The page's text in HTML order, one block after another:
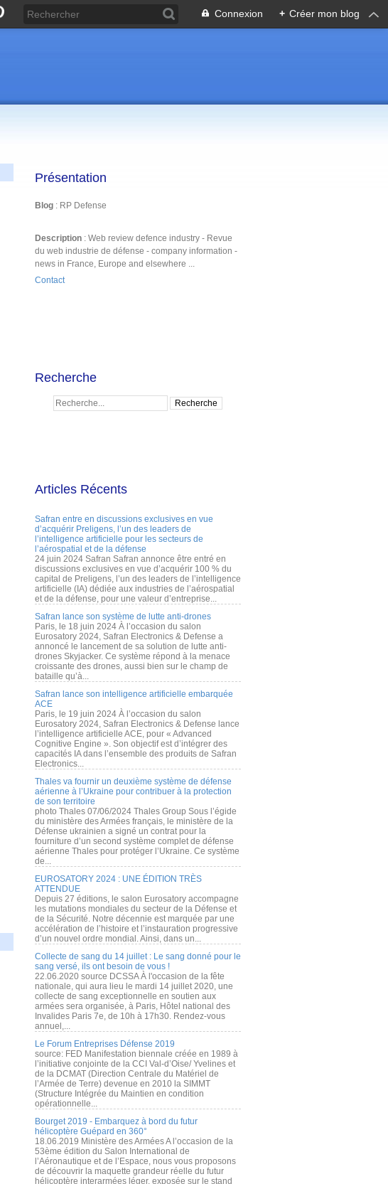
Connexion + Créer mon blog
Présentation
Blog : RP Defense
Description : Web review defence industry - Revue
du web industrie de défense - company information -
news in France, Europe and elsewhere ...
Contact
Recherche
Articles Récents
Safran entre en discussions exclusives en vue
d’acquérir Preligens, l’un des leaders de
l’intelligence artificielle pour les secteurs de
l’aérospatial et de la défense
24 juin 2024 Safran Safran annonce être entré en
discussions exclusives en vue d’acquérir 100 % du
capital de Preligens, l’un des leaders de l’intelligence
artificielle (IA) dédiée aux industries de l’aérospatial
et de la défense, pour une valeur d’entreprise...
Safran lance son système de lutte anti-drones
Paris, le 18 juin 2024 À l’occasion du salon
Eurosatory 2024, Safran Electronics & Defense a
annoncé le lancement de sa solution de lutte anti-
drones Skyjacker. Ce système répond à la menace
croissante des drones, aussi bien sur le champ de
bataille qu’à...
Safran lance son intelligence artificielle embarquée
ACE
Paris, le 19 juin 2024 À l’occasion du salon
Eurosatory 2024, Safran Electronics & Defense lance
l’intelligence artificielle ACE, pour « Advanced
Cognitive Engine ». Son objectif est d’intégrer des
capacités IA dans l’ensemble des produits de Safran
Electronics...
Thales va fournir un deuxième système de défense
aérienne à l’Ukraine pour contribuer à la protection
de son territoire
photo Thales 07/06/2024 Thales Group Sous l’égide
du ministère des Armées français, le ministère de la
Défense ukrainien a signé un contrat pour la
fourniture d’un second système complet de défense
aérienne Thales pour protéger l’Ukraine. Ce système
de...
EUROSATORY 2024 : UNE ÉDITION TRÈS
ATTENDUE
Depuis 27 éditions, le salon Eurosatory accompagne
les mutations mondiales du secteur de la Défense et
de la Sécurité. Notre décennie est marquée par une
accélération de l’histoire et l’instauration progressive
d’un nouvel ordre mondial. Ainsi, dans un...
Collecte de sang du 14 juillet : Le sang donné pour le
sang versé, ils ont besoin de vous !
22.06.2020 source DCSSA À l'occasion de la fête
nationale, qui aura lieu le mardi 14 juillet 2020, une
collecte de sang exceptionnelle en soutien aux
armées sera organisée, à Paris, Hôtel national des
Invalides Paris 7e, de 10h à 17h30. Rendez-vous
annuel,...
Le Forum Entreprises Défense 2019
source: FED Manifestation biennale créée en 1989 à
l’initiative conjointe de la CCI Val-d’Oise/ Yvelines et
de la DCMAT (Direction Centrale du Matériel de
l’Armée de Terre) devenue en 2010 la SIMMT
(Structure Intégrée du Maintien en condition
opérationnelle...
Bourget 2019 - Embarquez à bord du futur
hélicoptère Guépard en 360°
18.06.2019 Ministère des Armées A l’occasion de la
53ème édition du Salon International de
l’Aéronautique et de l’Espace, nous vous proposons
de découvrir la maquette grandeur réelle du futur
hélicoptère interarmées léger, exposée sur le stand